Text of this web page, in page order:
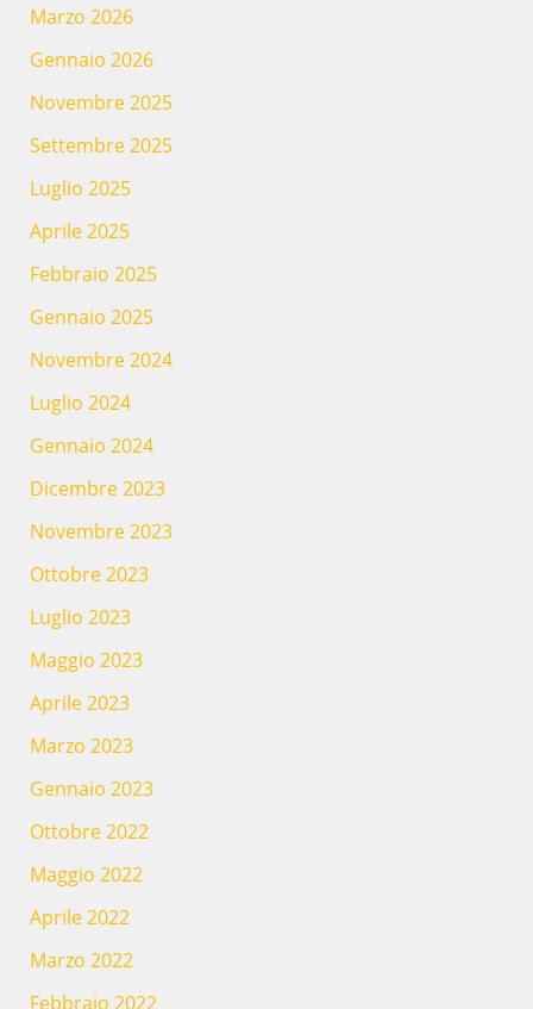
Marzo 2026
Gennaio 2026
Novembre 2025
Settembre 2025
Luglio 2025
Aprile 2025
Febbraio 2025
Gennaio 2025
Novembre 2024
Luglio 2024
Gennaio 2024
Dicembre 2023
Novembre 2023
Ottobre 2023
Luglio 2023
Maggio 2023
Aprile 2023
Marzo 2023
Gennaio 2023
Ottobre 2022
Maggio 2022
Aprile 2022
Marzo 2022
Febbraio 2022